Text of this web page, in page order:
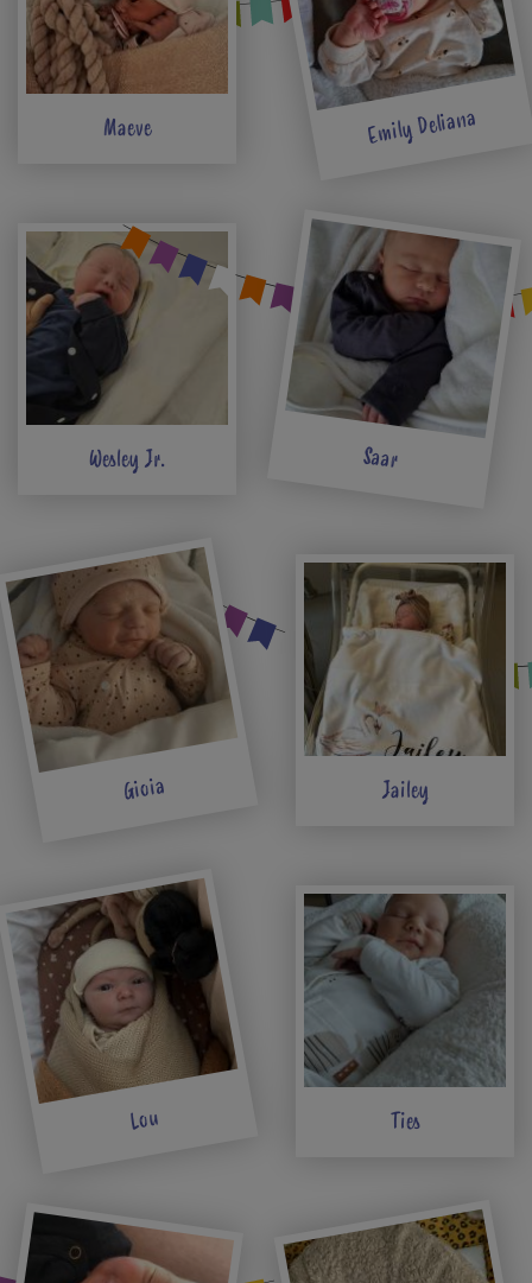
Maeve Emily Deliana
Wesley Jr. Saar
Gioia Jailey
Lou Ties